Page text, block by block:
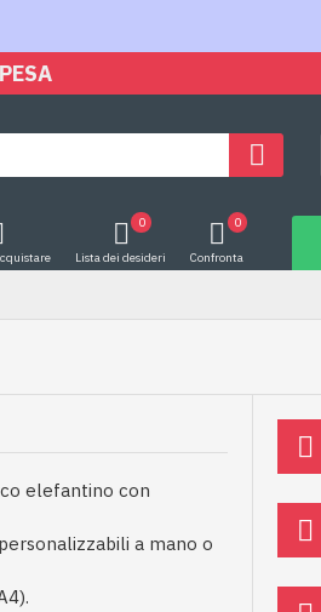
Lista dei desideri
0
Confronta
0
elefantino con
a mano o